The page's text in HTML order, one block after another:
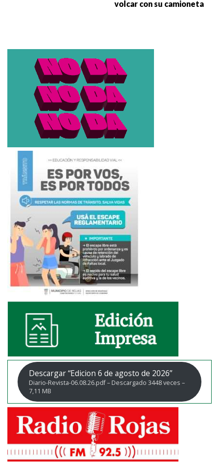
volcar con su camioneta
Descargar “Edicion 6 de agosto de 2026”
Diario-Revista-06.08.26.pdf – Descargado 3448 veces –
7,11 MB